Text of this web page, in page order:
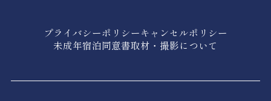
プライバシーポリシーキャンセルポリシー
未成年宿泊同意書取材・撮影について